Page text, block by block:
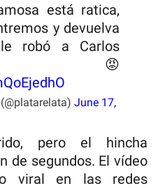
está ratica,
y devuelva
robó a Carlos
😡
June 17,
pero el hincha
de segundos. El vídeo
viral en las redes